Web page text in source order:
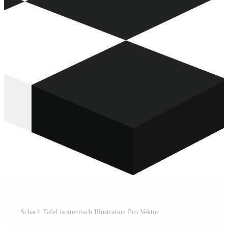
Schach Tafel isometrisch Illustration Pro Vektor